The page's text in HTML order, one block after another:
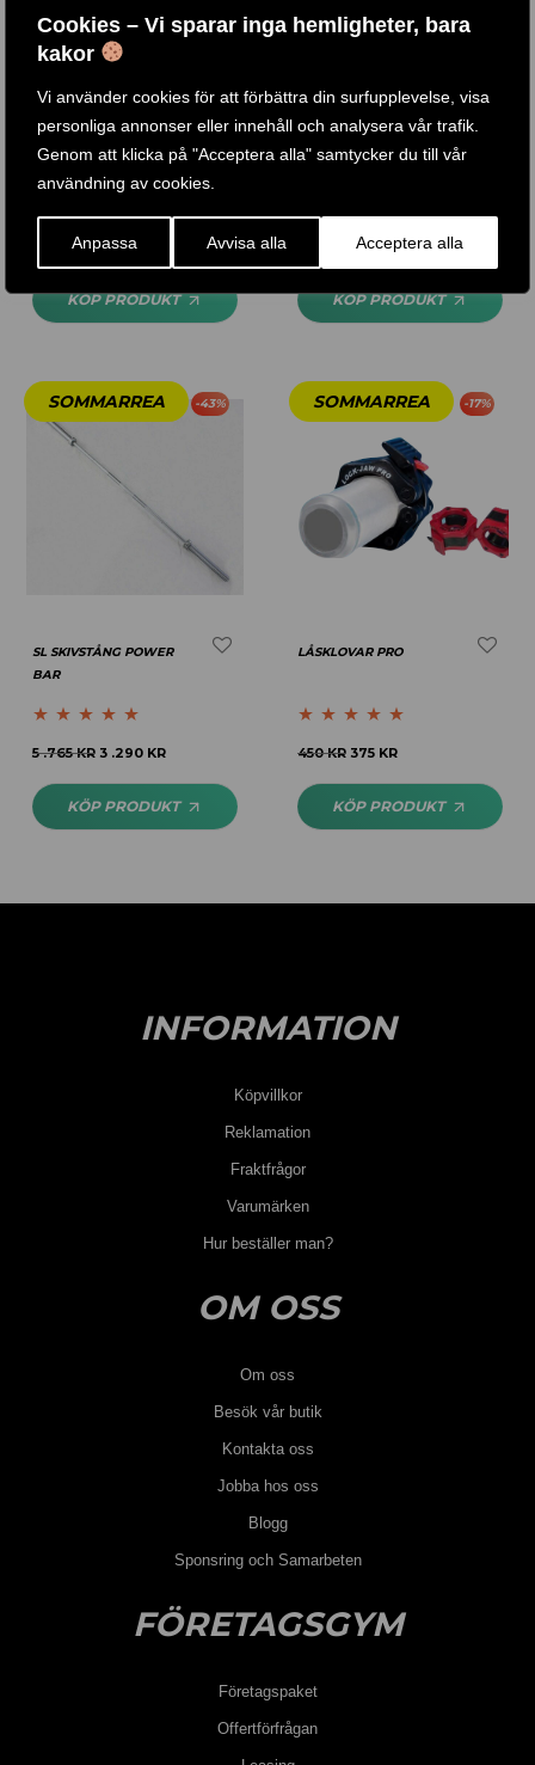
Cookies – Vi sparar inga hemligheter, bara
kakor
Vi använder cookies för att förbättra din surfupplevelse, visa
personliga annonser eller innehåll och analysera vår trafik.
Genom att klicka på "Acceptera alla" samtycker du till vår
användning av cookies.
Anpassa Avvisa alla Acceptera alla
AXELSKYDD
255KR
KÖP PRODUKT
PREMIUM AXELSKYDD /
NACKSKYDD
Betygsatt
4.50av 5
320KR
KÖP PRODUKT
-43%
SL SKIVSTÅNG POWER
BAR
Betygsatt5.00
5 .765KR 3 .290 KR
KÖP PRODUKT
-17%
LÅSKLOVAR PRO
Betygsatt5.00
450KR 375 KR
KÖP PRODUKT
INFORMATION
Köpvillkor
Reklamation
Fraktfrågor
Varumärken
Hur beställer man?
OM OSS
Om oss
Besök vår butik
Kontakta oss
Jobba hos oss
Blogg
Sponsring och Samarbeten
FÖRETAGSGYM
Företagspaket
Offertförfrågan